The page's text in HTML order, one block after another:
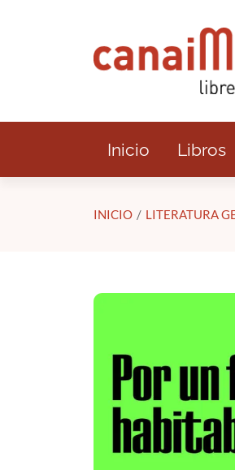
Inicio Libros
INICIO LITERATURA